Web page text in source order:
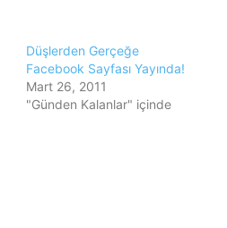
Düşlerden Gerçeğe
Facebook Sayfası Yayında!
Mart 26, 2011
"Günden Kalanlar" içinde